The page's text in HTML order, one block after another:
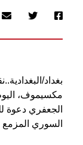
بغداد/
مكسيموف، اليوم
الجعفري دعوة
السوري